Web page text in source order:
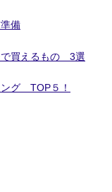
備
で買えるもの 3選
グ TOP５！